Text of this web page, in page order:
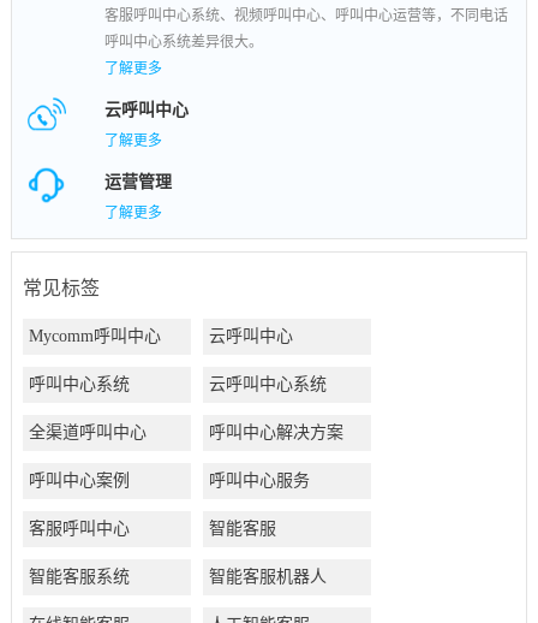
客服呼叫中心系统、视频呼叫中心、呼叫中心运营等，不同电话
呼叫中心系统差异很大。
了解更多
云呼叫中心
了解更多
运营管理
了解更多
常见标签
Mycomm呼叫中心 云呼叫中心
呼叫中心系统 云呼叫中心系统
全渠道呼叫中心 呼叫中心解决方案
呼叫中心案例 呼叫中心服务
客服呼叫中心 智能客服
智能客服系统 智能客服机器人